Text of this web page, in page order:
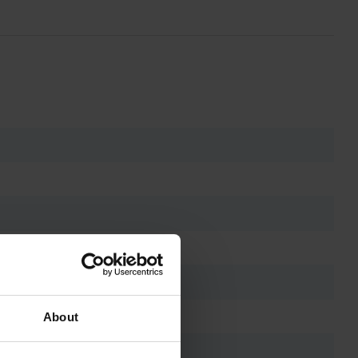
About